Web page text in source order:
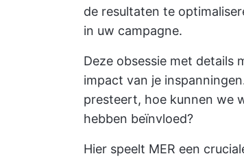
de resultaten te
in uw campagne.
Deze obsessie met details
impact van je
presteert, hoe kunnen we
hebben beïnvloed?
Hier speelt MER een